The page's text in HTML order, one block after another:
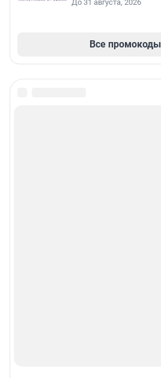
До 31 августа, 2026
Все промокоды